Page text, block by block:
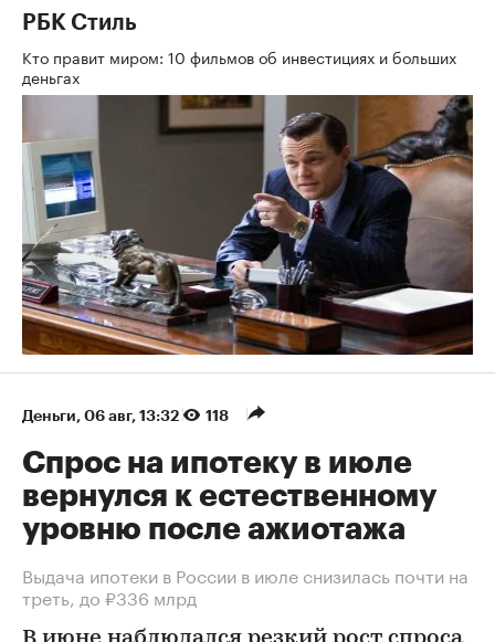
РБК Стиль
Кто правит миром: 10 фильмов об инвестициях и больших
деньгах
Деньги 06 авг, 13:32 118
Спрос на ипотеку в июле
вернулся к естественному
уровню после ажиотажа
Выдача ипотеки в России в июле снизилась почти на
треть, до ₽336 млрд